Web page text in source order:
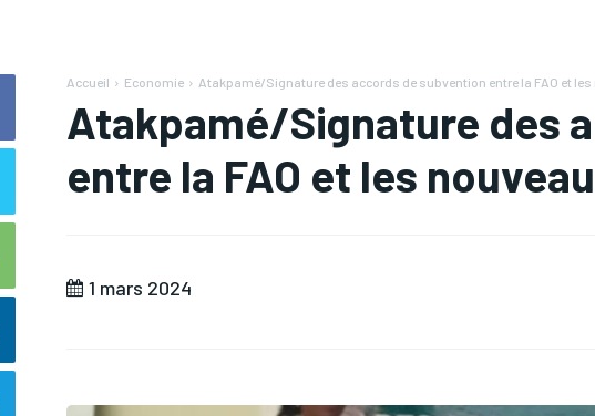
Accueil Economie Atakpamé/Signature des accords de subvention entre la FAO et les
Atakpamé/Signature des
entre la FAO et les
1 mars 2024